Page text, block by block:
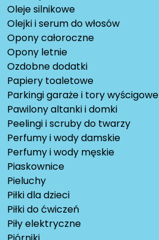
Oleje silnikowe
Olejki i serum do włosów
Opony całoroczne
Opony letnie
Ozdobne dodatki
Papiery toaletowe
Parkingi garaże i tory wyścigowe
Pawilony altanki i domki
Peelingi i scruby do twarzy
Perfumy i wody damskie
Perfumy i wody męskie
Piaskownice
Pieluchy
Piłki dla dzieci
Piłki do ćwiczeń
Piły elektryczne